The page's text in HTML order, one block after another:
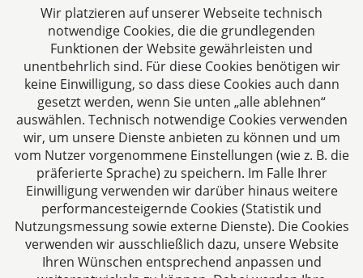
Alle Fachbeiträge anzeigen
CTC LEGAL
Aachen
Jülicher Straße 215
52070 Aachen
Deutschland
Tel: +49 241 94621-0
Fax: +49 241 94621-111
E-Mail:kanzlei@dhk-law.com
Wir platzieren auf unserer Webseite technisch
notwendige Cookies, die die grundlegenden
Funktionen der Website gewährleisten und
unentbehrlich sind. Für diese Cookies benötigen wir
keine Einwilligung, so dass diese Cookies auch dann
gesetzt werden, wenn Sie unten „alle ablehnen“
auswählen. Technisch notwendige Cookies verwenden
wir, um unsere Dienste anbieten zu können und um
vom Nutzer vorgenommene Einstellungen (wie z. B. die
präferierte Sprache) zu speichern. Im Falle Ihrer
Einwilligung verwenden wir darüber hinaus weitere
performancesteigernde Cookies (Statistik und
Nutzungsmessung sowie externe Dienste). Die Cookies
verwenden wir ausschließlich dazu, unsere Website
Ihren Wünschen entsprechend anpassen und